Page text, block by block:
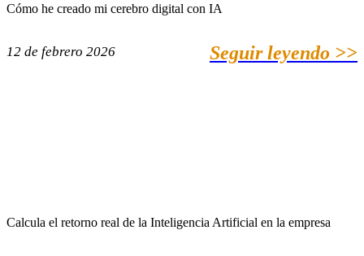
Cómo he creado mi cerebro digital con IA
12 de febrero 2026 Seguir leyendo >>
Calcula el retorno real de la Inteligencia Artificial en la empresa